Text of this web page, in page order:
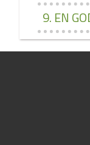
9. EN